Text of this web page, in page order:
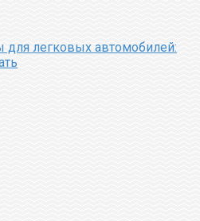
легковых автомобилей: